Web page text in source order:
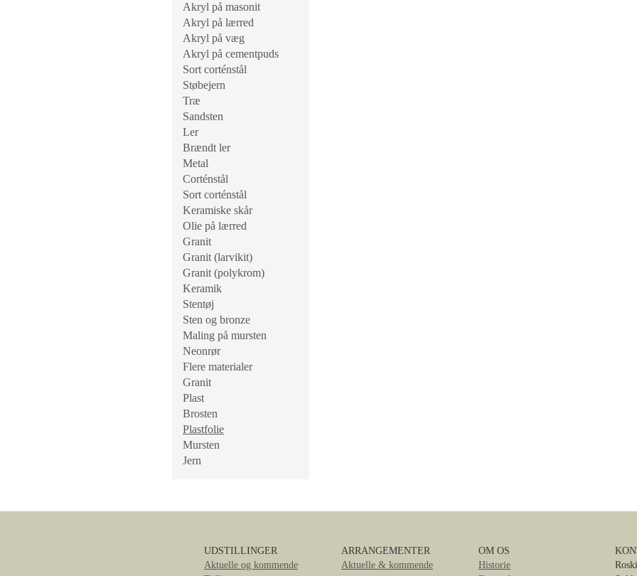
Akryl på masonit
Akryl på lærred
Akryl på væg
Akryl på cementpuds
Sort corténstål
Støbejern
Træ
Sandsten
Ler
Brændt ler
Metal
Corténstål
Sort corténstål
Keramiske skår
Olie på lærred
Granit
Granit (larvikit)
Granit (polykrom)
Keramik
Stentøj
Sten og bronze
Maling på mursten
Neonrør
Flere materialer
Granit
Plast
Brosten
Plastfolie
Mursten
Jern
UDSTILLINGER
Aktuelle og kommende
ARRANGEMENTER
Aktuelle & kommende
OM OS
Historie